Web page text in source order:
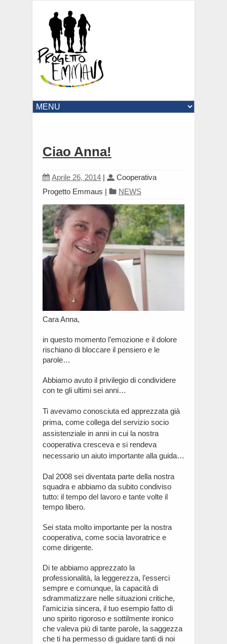
Ciao Anna!
Aprile 26, 2014 |
Cooperativa
Progetto Emmaus | NEWS
Cara Anna,
in questo momento l’emozione e il dolore
rischiano di bloccare il pensiero e le
parole…
Abbiamo avuto il privilegio di condividere
con te gli ultimi sei anni…
Ti avevamo conosciuta ed apprezzata già
prima, come collega del servizio socio
assistenziale in anni in cui la nostra
cooperativa cresceva e si rendeva
necessario un aiuto importante alla guida…
Dal 2008 sei diventata parte della nostra
squadra e abbiamo da subito condiviso
tutto: il tempo del lavoro e tante volte il
tempo libero.
Sei stata molto importante per la nostra
cooperativa, come socia lavoratrice e
come dirigente.
Di te abbiamo apprezzato la
professionalità, la leggerezza, l’esserci
sempre e comunque, la capacità di
sdrammatizzare nelle situazioni critiche,
l’amicizia sincera, il tuo esempio fatto di
uno spirito rigoroso e sottilmente ironico
che valeva più di tante parole, la saggezza
che ti ha permesso di guidare tanti di noi